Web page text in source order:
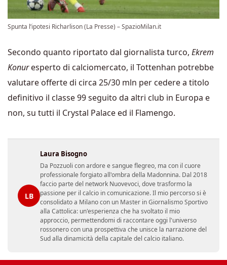
Spunta l’ipotesi Richarlison (La Presse) – SpazioMilan.it
Secondo quanto riportato dal giornalista turco, Ekrem
Konuresperto di calciomercato, il Tottenhan potrebbe
valutare offerte di circa 25/30 mln per cedere a titolo
definitivo il classe 99 seguito da altri club in Europa e
non, su tutti il Crystal Palace ed il Flamengo.
LB
Laura Bisogno
Da Pozzuoli con ardore e sangue flegreo, ma con il cuore
professionale forgiato all'ombra della Madonnina. Dal 2018
faccio parte del network Nuovevoci, dove trasformo la
passione per il calcio in comunicazione. Il mio percorso si è
consolidato a Milano con un Master in Giornalismo Sportivo
alla Cattolica: un'esperienza che ha svoltato il mio
approccio, permettendomi di raccontare oggi l'universo
rossonero con una prospettiva che unisce la narrazione del
Sud alla dinamicità della capitale del calcio italiano.